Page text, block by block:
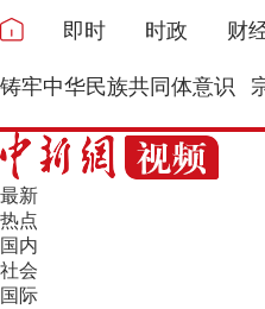
即时 时政 财
铸牢中华民族共同体意识
最新
热点
国内
社会
国际